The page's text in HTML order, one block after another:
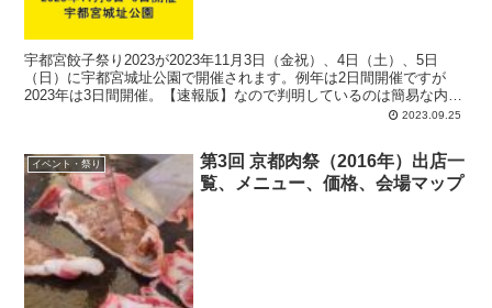
宇都宮餃子祭り2023が2023年11月3日（金祝）、4日（土）、5日
（日）に宇都宮城址公園で開催されます。例年は2日間開催ですが
2023年は3日間開催。【速報版】なので判明しているのは簡易な内容
2023.09.25
イベント・祭り
第3回 京都肉祭（2016年）出店一
覧、メニュー、価格、会場マップ